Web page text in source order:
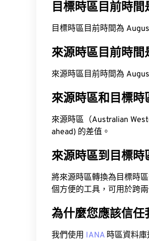
目標時區目前時間
目標時區目前時間為
來源時區目前時間
來源時區目前時間為
來源時區和目標時
來源時區（Australian
ahead) 的差值。
來源時區到目標
將來源時區轉換為目標時
個方便的工具，可用於跨
為什麼您應該信任
我們使用 IANA 時區資料